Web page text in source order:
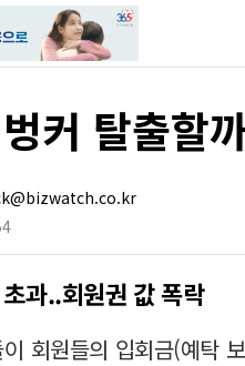
커 탈출할
과..회원권 값 폭락
회원들의 입회금(예탁